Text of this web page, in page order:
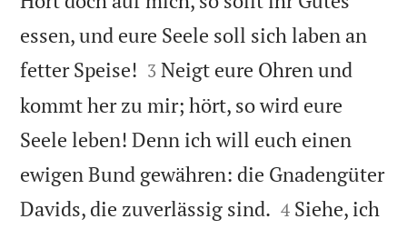
essen, und eure Seele soll sich laben an
fetter Speise! 

3 Neigt eure Ohren und
kommt her zu mir; hört, so wird eure
Seele leben! Denn ich will euch einen
ewigen Bund gewähren: die Gnadengüter
Davids, die zuverlässig sind. 

4 Siehe, ich